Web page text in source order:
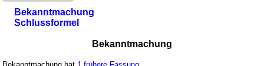
Bekanntmachung
Schlussformel
Bekanntmachung